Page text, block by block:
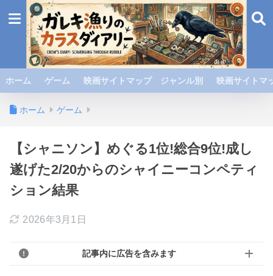
ホーム ゲーム 映画サイトマップ ジャンル別 映画サイト
ホーム ゲーム
【シャニソン】めぐる1位!総合9位!成し
遂げた2/20からのシャイニーコンペティ
ション結果
2026年3月1日
記事内に広告を含みます